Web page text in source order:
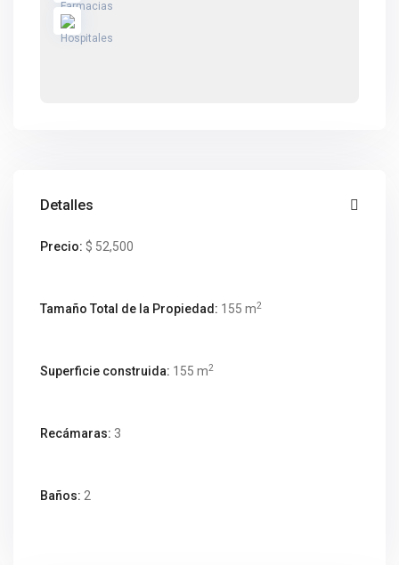
Detalles
Precio: $ 52,500
Tamaño Total de la Propiedad: 155 m2
Superficie construida: 155 m2
Recámaras: 3
Baños: 2